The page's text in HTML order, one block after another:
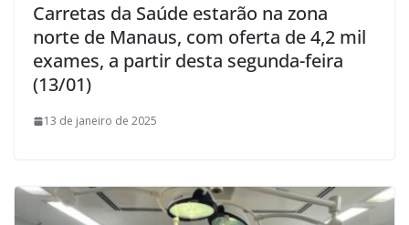
Carretas da Saúde estarão na zona
norte de Manaus, com oferta de 4,2 mil
exames, a partir desta segunda-feira
(13/01)
13 de janeiro de 2025